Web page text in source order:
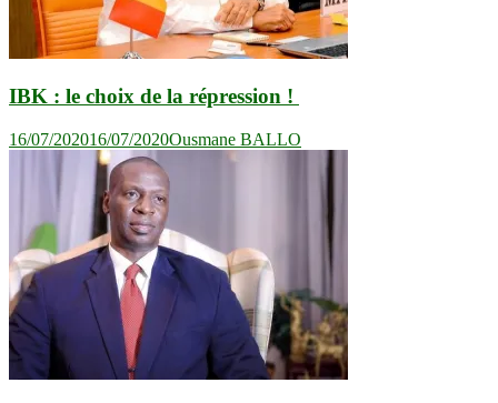
IBK : le choix de la répression !
16/07/202016/07/2020Ousmane BALLO